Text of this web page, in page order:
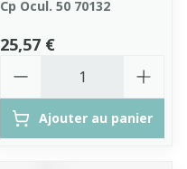
Cp Ocul. 50 70132
25,57 €
Ajouter au panier